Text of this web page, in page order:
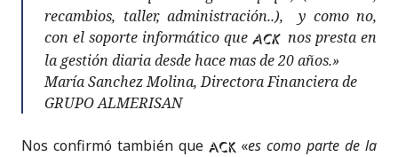
recambios, taller, administración..), y como no,
con el soporte informático que ACKnos presta en
la gestión diaria desde hace mas de 20 años.»
María Sanchez Molina, Directora Financiera de
GRUPO ALMERISAN
Nos confirmó también que ACK «es como parte de la